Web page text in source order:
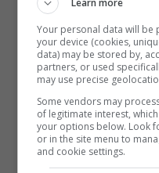
Learn more
Your personal data will
your device (cookies,
data) may be stored by,
partners, or used
may use precise
Some vendors may
of legitimate interest,
your options below. Look
or in the site menu to
and cookie settings.